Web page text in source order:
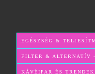
EGÉSZSÉG &
FILTER & ALTERNATÍV
KÁVÉIPAR ÉS TRENDEK